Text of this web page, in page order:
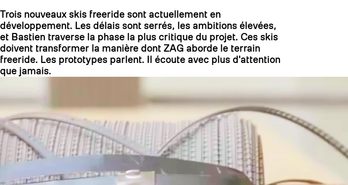
Trois nouveaux skis freeride sont actuellement en
développement. Les délais sont serrés, les ambitions élevées,
et Bastien traverse la phase la plus critique du projet. Ces skis
doivent transformer la manière dont ZAG aborde le terrain
freeride. Les prototypes parlent. Il écoute avec plus d'attention
que jamais.